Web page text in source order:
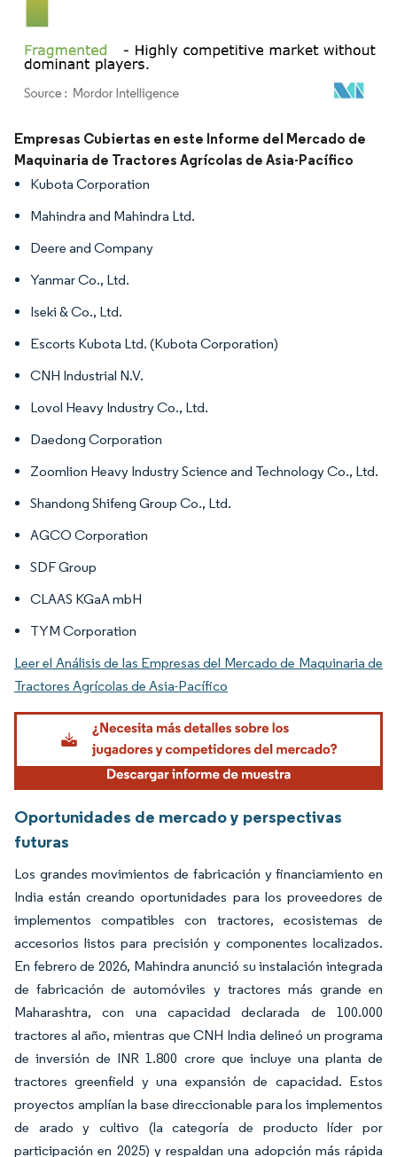
Imagen © Mordor Intelligence. El uso requiere atribución según CC BY 4.0.
Empresas Cubiertas en este Informe del Mercado de
Maquinaria de Tractores Agrícolas de Asia-Pacífico
Kubota Corporation
Mahindra and Mahindra Ltd.
Deere and Company
Yanmar Co., Ltd.
Iseki & Co., Ltd.
Escorts Kubota Ltd. (Kubota Corporation)
CNH Industrial N.V.
Lovol Heavy Industry Co., Ltd.
Daedong Corporation
Zoomlion Heavy Industry Science and Technology Co., Ltd.
Shandong Shifeng Group Co., Ltd.
AGCO Corporation
SDF Group
CLAAS KGaA mbH
TYM Corporation
Leer el Análisis de las Empresas del Mercado de Maquinaria de
Tractores Agrícolas de Asia-Pacífico
Oportunidades de mercado y perspectivas
futuras
Los grandes movimientos de fabricación y financiamiento en
India están creando oportunidades para los proveedores de
implementos compatibles con tractores, ecosistemas de
accesorios listos para precisión y componentes localizados.
En febrero de 2026, Mahindra anunció su instalación integrada
de fabricación de automóviles y tractores más grande en
Maharashtra, con una capacidad declarada de 100.000
tractores al año, mientras que CNH India delineó un programa
de inversión de INR 1.800 crore que incluye una planta de
tractores greenfield y una expansión de capacidad. Estos
proyectos amplían la base direccionable para los implementos
de arado y cultivo (la categoría de producto líder por
participación en 2025) y respaldan una adopción más rápida